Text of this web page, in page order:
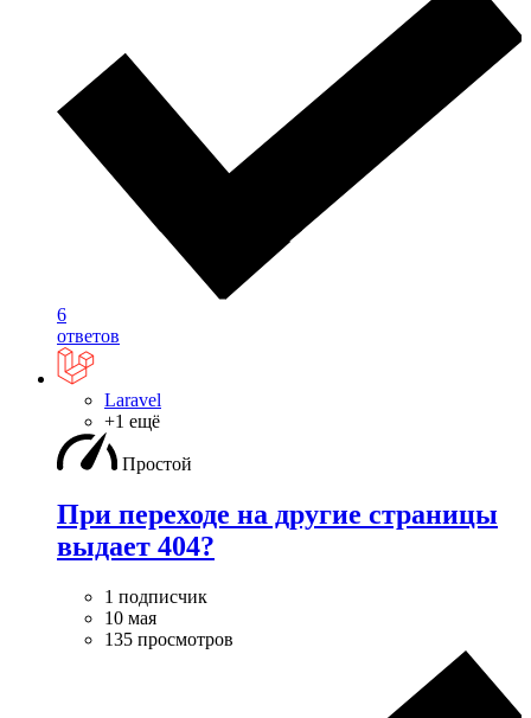
6
ответов
Laravel
+1 ещё
Простой
При переходе на другие страницы
выдает 404?
1 подписчик
10 мая
135 просмотров